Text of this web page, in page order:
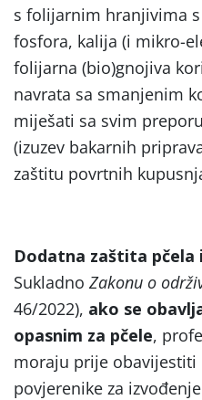
s folijarnim hranjivima
fosfora, kalija (i mikro-
folijarna (bio)gnojiva
navrata sa smanjenim
miješati sa svim
(izuzev bakarnih
zaštitu povrtnih
Dodatna zaštita pčela
Sukladno Zakonu o
46/2022), ako se
opasnim za pčele,
moraju prije obavijestiti
povjerenike za